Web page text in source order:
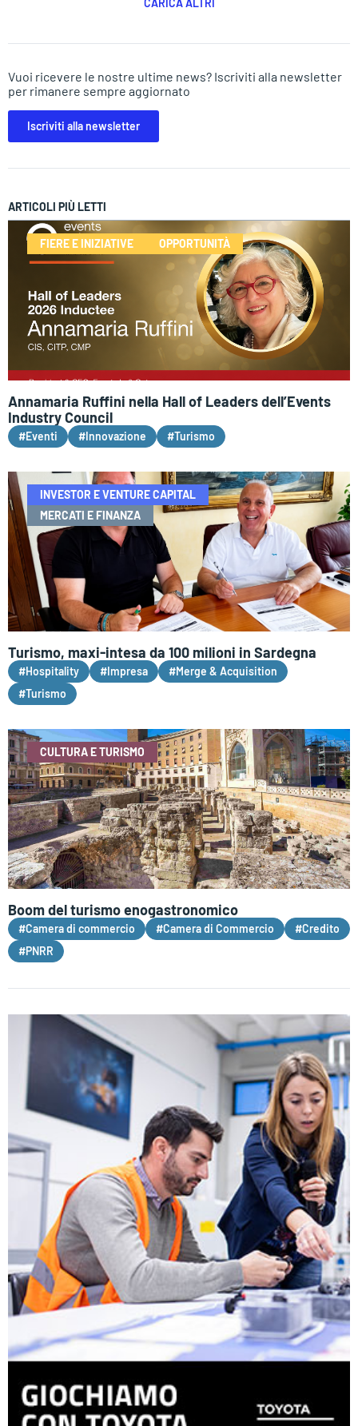
CARICA ALTRI
Vuoi ricevere le nostre ultime news? Iscriviti alla newsletter
per rimanere sempre aggiornato
Iscriviti alla newsletter
ARTICOLI PIÙ LETTI
FIERE E INIZIATIVE OPPORTUNITÀ
Annamaria Ruffini nella Hall of Leaders dell’Events
Industry Council
#Eventi #Innovazione #Turismo
INVESTOR E VENTURE CAPITAL
MERCATI E FINANZA
Turismo, maxi-intesa da 100 milioni in Sardegna
#Hospitality #Impresa
#Merge & Acquisition
#Turismo
CULTURA E TURISMO
Boom del turismo enogastronomico
#Camera di commercio #Camera di Commercio
#Credito
#PNRR